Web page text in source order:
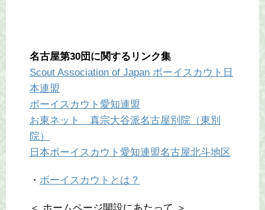
名古屋第30団に関するリンク集
Scout Association of Japan ボーイスカウト日
本連盟
ボーイスカウト愛知連盟
お東ネット 真宗大谷派名古屋別院（東別
院）
日本ボーイスカウト愛知連盟名古屋北斗地区
・ ボーイスカウトとは？